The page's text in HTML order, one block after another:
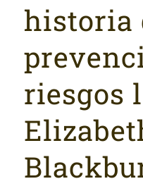
historia
riesgos